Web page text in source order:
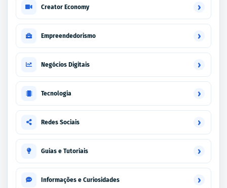
Creator Economy ›
Empreendedorismo ›
Negócios Digitais ›
Tecnologia ›
Redes Sociais ›
Guias e Tutoriais ›
Informações e Curiosidades ›